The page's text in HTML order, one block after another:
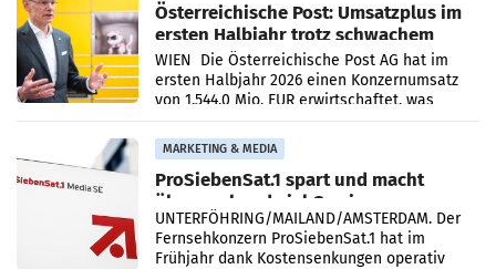
Österreichische Post: Umsatzplus im
ersten Halbjahr trotz schwachem
Briefgeschäft
WIEN Die Österreichische Post AG hat im
ersten Halbjahr 2026 einen Konzernumsatz
von 1.544,0 Mio. EUR erwirtschaftet, was
einem Plus von 3,8 Prozent gegenüber dem
Vergleichszeitraum
MARKETING & MEDIA
ProSiebenSat.1 spart und macht
überraschend viel Gewinn
UNTERFÖHRING/MAILAND/AMSTERDAM. Der
Fernsehkonzern ProSiebenSat.1 hat im
Frühjahr dank Kostensenkungen operativ